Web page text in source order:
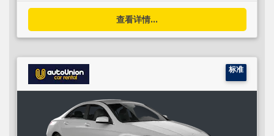
查看详情...
标准